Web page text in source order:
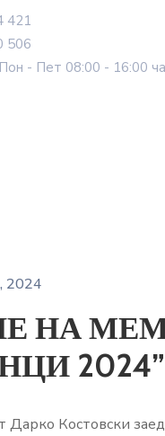
421
506
- Пет 08:00 - 16:00
2024
НА
2024”
Дарко Костовски